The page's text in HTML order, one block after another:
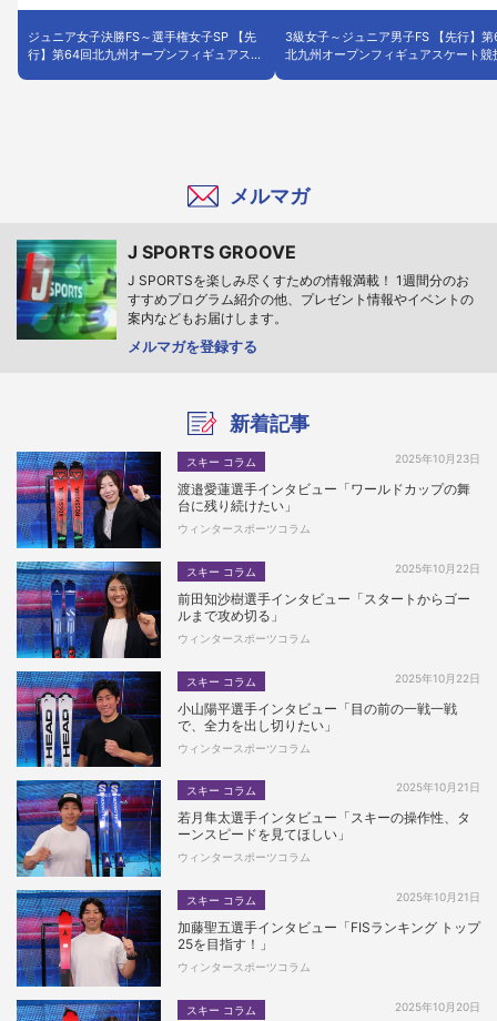
ジュニア女子決勝FS～選手権女子SP 【先
行】第64回北九州オープンフィギュアスケ
3級女子～ジュニア男子FS 【先行】
北九州オープンフィギュアスケート競
メルマガ
J SPORTS GROOVE
J SPORTSを楽しみ尽くすための情報満載！ 1週間分のお
すすめプログラム紹介の他、プレゼント情報やイベントの
案内などもお届けします。
メルマガを登録する
新着記事
スキー コラム 2025年10月23日
渡邉愛蓮選手インタビュー「ワールドカップの舞
台に残り続けたい」
ウィンタースポーツコラム
スキー コラム 2025年10月22日
前田知沙樹選手インタビュー「スタートからゴー
ルまで攻め切る」
ウィンタースポーツコラム
スキー コラム 2025年10月22日
小山陽平選手インタビュー「目の前の一戦一戦
で、全力を出し切りたい」
ウィンタースポーツコラム
スキー コラム 2025年10月21日
若月隼太選手インタビュー「スキーの操作性、タ
ーンスピードを見てほしい」
ウィンタースポーツコラム
スキー コラム 2025年10月21日
加藤聖五選手インタビュー「FISランキング トップ
25を目指す！」
ウィンタースポーツコラム
スキー コラム 2025年10月20日